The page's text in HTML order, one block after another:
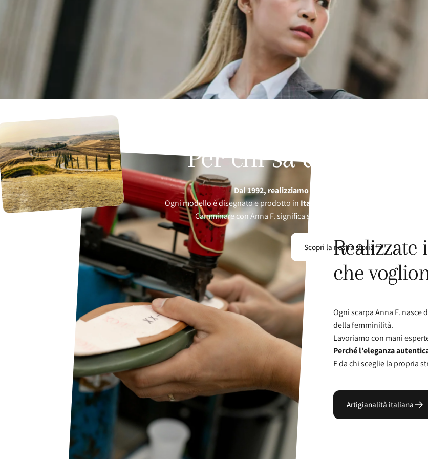
Per chi sà dove sta
Dal 1992, realizziamo scarpe per donne libere, eleganti,
Ogni modello è disegnato e prodotto in Italia
Camminare con Anna F. significa scegliere la propria strada, con
Scopri la nostra storia
Realizzate
che
Ogni scarpa Anna F.
della femminilità.
Lavoriamo con mani
Perché l’eleganza
E da chi sceglie la propria
Artigianalità italiana